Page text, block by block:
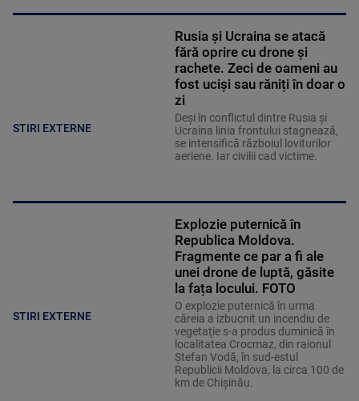
STIRI EXTERNE
Rusia și Ucraina se atacă
fără oprire cu drone și
rachete. Zeci de oameni au
fost uciși sau răniți în doar o
zi
Deși în conflictul dintre Rusia și
Ucraina linia frontului stagnează,
se intensifică războiul loviturilor
aeriene. Iar civilii cad victime.
STIRI EXTERNE
Explozie puternică în
Republica Moldova.
Fragmente ce par a fi ale
unei drone de luptă, găsite
la fața locului. FOTO
O explozie puternică în urma
căreia a izbucnit un incendiu de
vegetaţie s-a produs duminică în
localitatea Crocmaz, din raionul
Ştefan Vodă, în sud-estul
Republicii Moldova, la circa 100 de
km de Chişinău.